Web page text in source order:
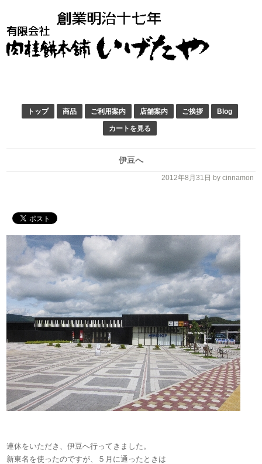
トップ 商品 ご利用案内 店舗案内 ご挨拶 Blog
カートを見る
伊豆へ
2012年8月31日 by cinnamon
連休をいただき、伊豆へ行ってきました。
新東名を使ったのですが、５月に通ったときは